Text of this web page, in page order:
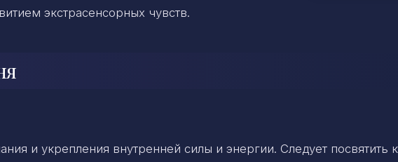
экстрасенсорных чувств.
и укрепления внутренней силы и энергии. Следует посвятить